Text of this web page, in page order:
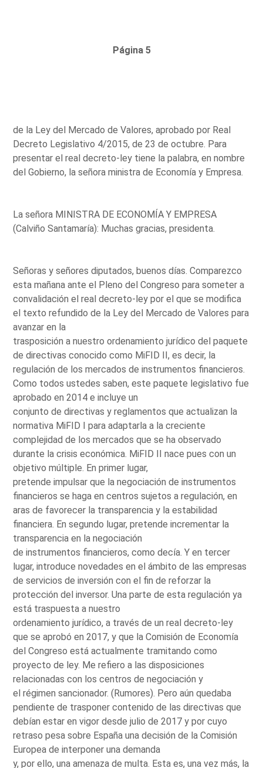
Página 5
de la Ley del Mercado de Valores, aprobado por Real
Decreto Legislativo 4/2015, de 23 de octubre. Para
presentar el real decreto-ley tiene la palabra, en nombre
del Gobierno, la señora ministra de Economía y Empresa.
La señora MINISTRA DE ECONOMÍA Y EMPRESA
(Calviño Santamaría): Muchas gracias, presidenta.
Señoras y señores diputados, buenos días. Comparezco
esta mañana ante el Pleno del Congreso para someter a
convalidación el real decreto-ley por el que se modifica
el texto refundido de la Ley del Mercado de Valores para
avanzar en la
trasposición a nuestro ordenamiento jurídico del paquete
de directivas conocido como MiFID II, es decir, la
regulación de los mercados de instrumentos financieros.
Como todos ustedes saben, este paquete legislativo fue
aprobado en 2014 e incluye un
conjunto de directivas y reglamentos que actualizan la
normativa MiFID I para adaptarla a la creciente
complejidad de los mercados que se ha observado
durante la crisis económica. MiFID II nace pues con un
objetivo múltiple. En primer lugar,
pretende impulsar que la negociación de instrumentos
financieros se haga en centros sujetos a regulación, en
aras de favorecer la transparencia y la estabilidad
financiera. En segundo lugar, pretende incrementar la
transparencia en la negociación
de instrumentos financieros, como decía. Y en tercer
lugar, introduce novedades en el ámbito de las empresas
de servicios de inversión con el fin de reforzar la
protección del inversor. Una parte de esta regulación ya
está traspuesta a nuestro
ordenamiento jurídico, a través de un real decreto-ley
que se aprobó en 2017, y que la Comisión de Economía
del Congreso está actualmente tramitando como
proyecto de ley. Me refiero a las disposiciones
relacionadas con los centros de negociación y
el régimen sancionador. (Rumores). Pero aún quedaba
pendiente de trasponer contenido de las directivas que
debían estar en vigor desde julio de 2017 y por cuyo
retraso pesa sobre España una decisión de la Comisión
Europea de interponer una demanda
y, por ello, una amenaza de multa. Esta es, una vez más, la